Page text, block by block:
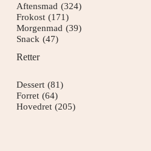
Aftensmad (324)
Frokost (171)
Morgenmad (39)
Snack (47)
Retter
Dessert (81)
Forret (64)
Hovedret (205)